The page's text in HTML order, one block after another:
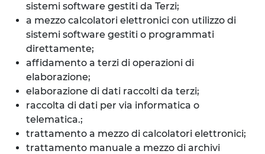
sistemi software gestiti da Terzi;
a mezzo calcolatori elettronici con utilizzo di
sistemi software gestiti o programmati
direttamente;
affidamento a terzi di operazioni di
elaborazione;
elaborazione di dati raccolti da terzi;
raccolta di dati per via informatica o
telematica.;
trattamento a mezzo di calcolatori elettronici;
trattamento manuale a mezzo di archivi